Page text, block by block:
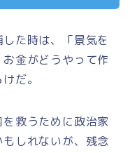
た時は、「景気を
金がどうやって作
だ。
救うために政治家
しれないが、残念